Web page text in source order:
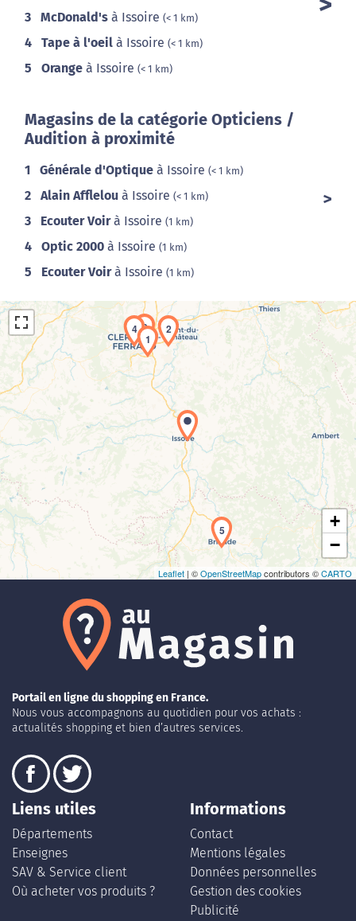
3 McDonald's à Issoire (< 1 km)
4 Tape à l'oeil à Issoire (< 1 km)
5 Orange à Issoire (< 1 km)
Magasins de la catégorie Opticiens /
Audition à proximité
1 Générale d'Optique à Issoire (< 1 km)
2 Alain Afflelou à Issoire (< 1 km)
3 Ecouter Voirà Issoire (1 km)
4 Optic 2000 à Issoire (1 km)
5 Ecouter Voirà Issoire (1 km)
Chargement de la carte en cours...
1
2
3
4
5
+
−
Leaflet | ©OpenStreetMapcontributors ©CARTO
Portail en ligne du shopping en France.
Nous vous accompagnons au quotidien pour vos achats :
actualités shopping et bien d’autres services.
Liens utiles
Départements
Enseignes
SAV & Service client
Où acheter vos produits ?
Informations
Contact
Mentions légales
Données personnelles
Gestion des cookies
Publicité